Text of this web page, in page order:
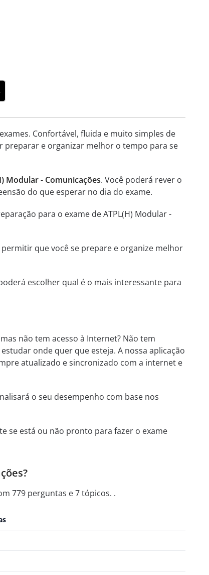
Confortável, fluida e muito simples de
preparar e organizar melhor o tempo para se
Modular - Comunicações. Você poderá rever o
do que esperar no dia do exame.
para o exame de ATPL(H) Modular -
que você se prepare e organize melhor
escolher qual é o mais interessante para
não tem acesso à Internet? Não tem
onde quer que esteja. A nossa aplicação
atualizado e sincronizado com a internet e
o seu desempenho com base nos
se está ou não pronto para fazer o exame
779 perguntas e 7 tópicos. .